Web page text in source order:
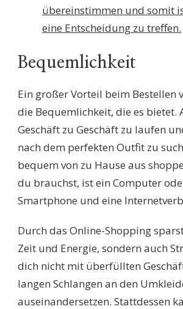
übereinstimmen und somit
eine Entscheidung zu treffen.
Bequemlichkeit
Ein großer Vorteil beim Bestellen
die Bequemlichkeit, die es bietet.
Geschäft zu Geschäft zu laufen
nach dem perfekten Outfit zu
bequem von zu Hause aus
du brauchst, ist ein Computer
Smartphone und eine
Durch das Online-Shopping
Zeit und Energie, sondern auch
dich nicht mit überfüllten
langen Schlangen an den
auseinandersetzen. Stattdessen